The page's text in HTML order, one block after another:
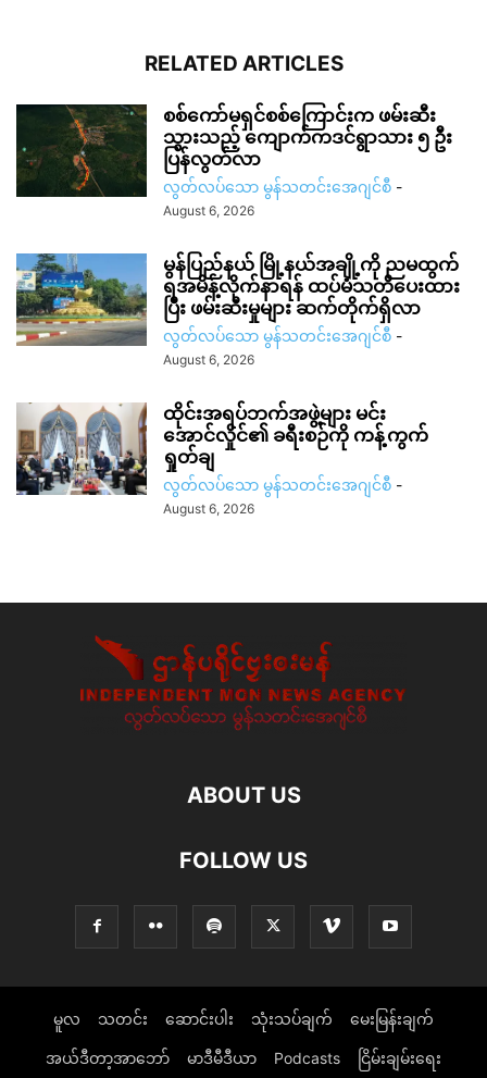
RELATED ARTICLES
စစ်ကော်မရှင်စစ်ကြောင်းက ဖမ်းဆီး
သွားသည့် ကျောက်ကဒင်ရွာသား ၅ ဦး
ပြန်လွတ်လာ
လွတ်လပ်သော မွန်သတင်းအေဂျင်စီ -
August 6, 2026
မွန်ပြည်နယ် မြို့နယ်အချို့ကို ညမထွက်
ရအမိန့်လိုက်နာရန် ထပ်မံသတိပေးထား
ပြီး ဖမ်းဆီးမှုများ ဆက်တိုက်ရှိလာ
လွတ်လပ်သော မွန်သတင်းအေဂျင်စီ -
August 6, 2026
ထိုင်းအရပ်ဘက်အဖွဲ့များ မင်း
အောင်လှိုင်၏ ခရီးစဉ်ကို ကန့်ကွက်
ရှုတ်ချ
လွတ်လပ်သော မွန်သတင်းအေဂျင်စီ -
August 6, 2026
ABOUT US
FOLLOW US
မူလ သတင်း ဆောင်းပါး သုံးသပ်ချက် မေးမြန်းချက်
အယ်ဒီတာ့အာဘော် မာဒီမီဒီယာ Podcasts ငြိမ်းချမ်းရေး